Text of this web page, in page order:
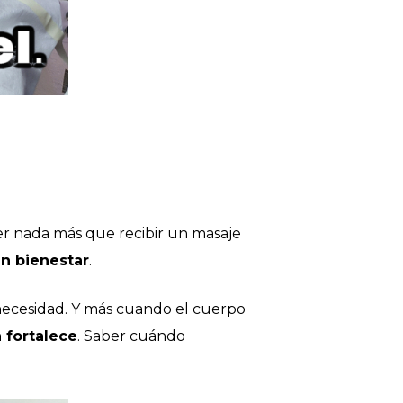
nada más que recibir un masaje
bienestar.
Y más cuando el cuerpo
fortalece. Saber cuándo